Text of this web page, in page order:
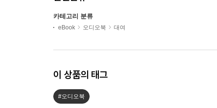
카테고리 분류
eBook 오디오북 대여
이 상품의 태그
#오디오북